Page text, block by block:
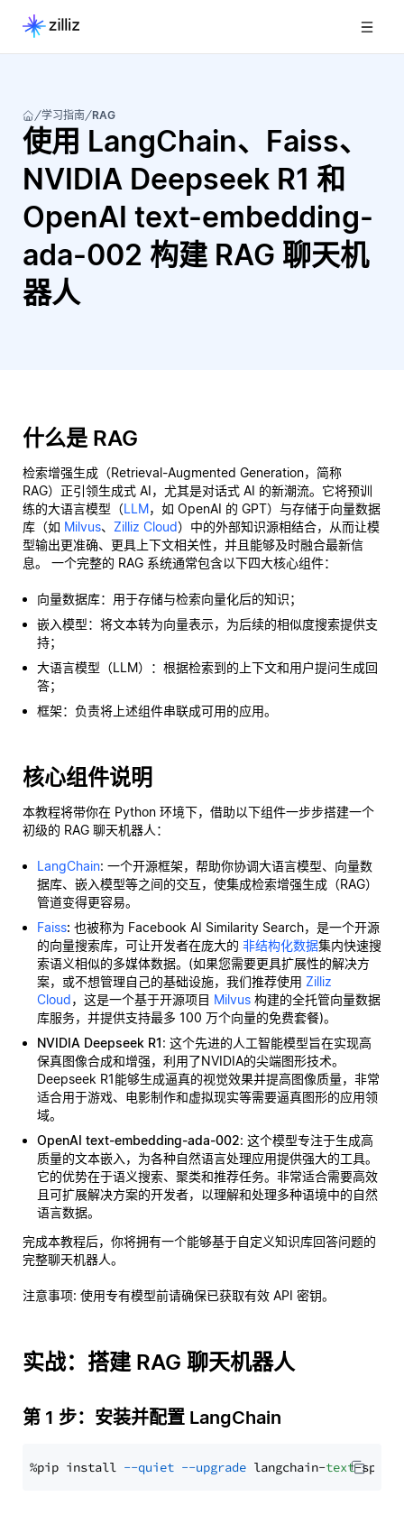
学习指南 RAG
使用 LangChain、Faiss、
NVIDIA Deepseek R1 和
OpenAI text-embedding-
ada-002 构建 RAG 聊天机
器人
什么是 RAG
检索增强生成（Retrieval-Augmented Generation，简称
RAG）正引领生成式 AI，尤其是对话式 AI 的新潮流。它将预训
练的大语言模型（LLM，如 OpenAI 的 GPT）与存储于向量数据
库（如 Milvus、 Zilliz Cloud）中的外部知识源相结合，从而让模
型输出更准确、更具上下文相关性，并且能够及时融合最新信
息。 一个完整的 RAG 系统通常包含以下四大核心组件：
向量数据库：用于存储与检索向量化后的知识；
嵌入模型：将文本转为向量表示，为后续的相似度搜索提供支
持；
大语言模型（LLM）：根据检索到的上下文和用户提问生成回
答；
框架：负责将上述组件串联成可用的应用。
核心组件说明
本教程将带你在 Python 环境下，借助以下组件一步步搭建一个
初级的 RAG 聊天机器人：
LangChain: 一个开源框架，帮助你协调大语言模型、向量数
据库、嵌入模型等之间的交互，使集成检索增强生成（RAG）
管道变得更容易。
Faiss: 也被称为 Facebook AI Similarity Search，是一个开源
的向量搜索库，可让开发者在庞大的 非结构化数据集内快速搜
索语义相似的多媒体数据。(如果您需要更具扩展性的解决方
案，或不想管理自己的基础设施，我们推荐使用 Zilliz
Cloud，这是一个基于开源项目 Milvus 构建的全托管向量数据
库服务，并提供支持最多 100 万个向量的免费套餐)。
NVIDIA Deepseek R1: 这个先进的人工智能模型旨在实现高
保真图像合成和增强，利用了NVIDIA的尖端图形技术。
Deepseek R1能够生成逼真的视觉效果并提高图像质量，非常
适合用于游戏、电影制作和虚拟现实等需要逼真图形的应用领
域。
OpenAI text-embedding-ada-002: 这个模型专注于生成高
质量的文本嵌入，为各种自然语言处理应用提供强大的工具。
它的优势在于语义搜索、聚类和推荐任务。非常适合需要高效
且可扩展解决方案的开发者，以理解和处理多种语境中的自然
语言数据。
完成本教程后，你将拥有一个能够基于自定义知识库回答问题的
完整聊天机器人。
注意事项: 使用专有模型前请确保已获取有效 API 密钥。
实战：搭建 RAG 聊天机器人
第 1 步：安装并配置 LangChain
%pip install --quiet --upgrade langchain-text